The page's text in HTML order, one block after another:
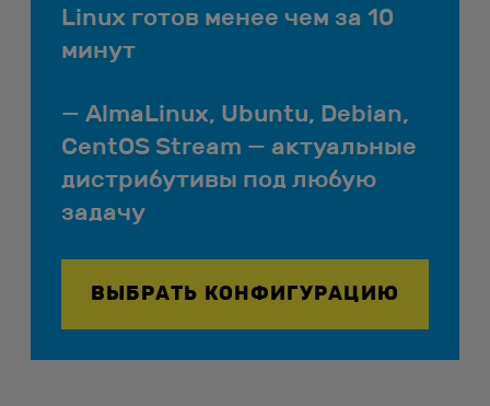
Linux готов менее чем за 10
минут
AlmaLinux, Ubuntu, Debian,
CentOS Stream — актуальные
дистрибутивы под любую
задачу
ВЫБРАТЬ КОНФИГУРАЦИЮ